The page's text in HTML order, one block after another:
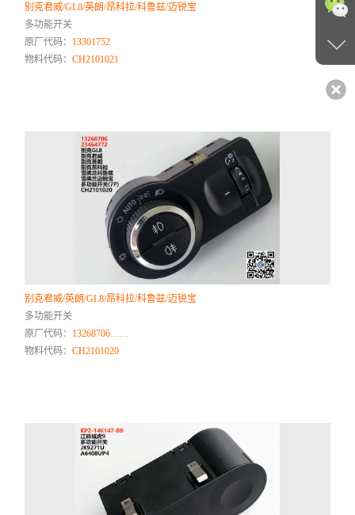
别克君威/GL8/英朗/昂科拉/科鲁兹/迈锐宝
多功能开关
原厂代码： 13301752
物料代码：CH2101021
别克君威/英朗/GL8/昂科拉/科鲁兹/迈锐宝
多功能开关
原厂代码： 13268706……
物料代码：CH2101020